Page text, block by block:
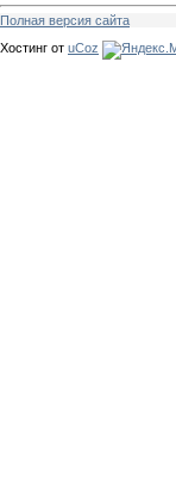
Полная версия сайта
Хостинг от uCoz